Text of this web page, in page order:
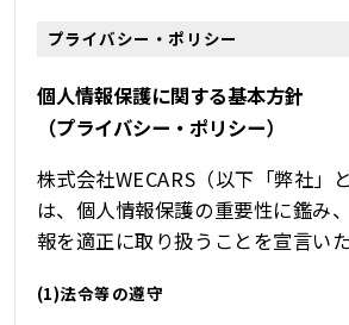
プライバシー・ポリシー
個人情報保護に関する基本方針
（プライバシー・ポリシー）
株式会社WECARS（以下「弊社」
は、個人情報保護の重要性に鑑み
報を適正に取り扱うことを宣言いた
(1)法令等の遵守